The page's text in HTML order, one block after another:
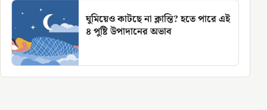
ঘুমিয়েও কাটছে না ক্লান্তি? হতে পারে এই
৪ পুষ্টি উপাদানের অভাব